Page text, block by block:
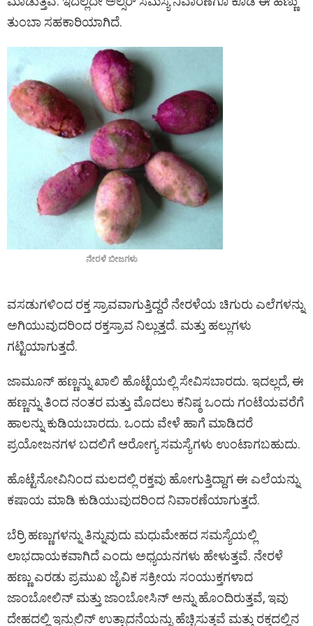
ತುಂಬಾ ಸಹಕಾರಿಯಾಗಿದೆ.
ನೇರಳೆ ಬೀಜಗಳು
ವಸಡುಗಳಿಂದ ರಕ್ತ ಸ್ರಾವವಾಗುತ್ತಿದ್ದರೆ ನೇರಳೆಯ ಚಿಗುರು ಎಲೆಗಳನ್ನು
ಅಗಿಯುವುದರಿಂದ ರಕ್ತಸ್ರಾವ ನಿಲ್ಲುತ್ತದೆ. ಮತ್ತು ಹಲ್ಲುಗಳು
ಗಟ್ಟಿಯಾಗುತ್ತದೆ.
ಜಾಮೂನ್ ಹಣ್ಣನ್ನು ಖಾಲಿ ಹೊಟ್ಟೆಯಲ್ಲಿ ಸೇವಿಸಬಾರದು. ಇದಲ್ಲದೆ, ಈ
ಹಣ್ಣನ್ನು ತಿಂದ ನಂತರ ಮತ್ತು ಮೊದಲು ಕನಿಷ್ಠ ಒಂದು ಗಂಟೆಯವರೆಗೆ
ಹಾಲನ್ನು ಕುಡಿಯಬಾರದು. ಒಂದು ವೇಳೆ ಹಾಗೆ ಮಾಡಿದರೆ
ಪ್ರಯೋಜನಗಳ ಬದಲಿಗೆ ಆರೋಗ್ಯ ಸಮಸ್ಯೆಗಳು ಉಂಟಾಗಬಹುದು.
ಹೊಟ್ಟೆನೋವಿನಿಂದ ಮಲದಲ್ಲಿ ರಕ್ತವು ಹೋಗುತ್ತಿದ್ದಾಗ ಈ ಎಲೆಯನ್ನು
ಕಷಾಯ ಮಾಡಿ ಕುಡಿಯುವುದರಿಂದ ನಿವಾರಣೆಯಾಗುತ್ತದೆ.
ಬೆರ್ರಿ ಹಣ್ಣುಗಳನ್ನು ತಿನ್ನುವುದು ಮಧುಮೇಹದ ಸಮಸ್ಯೆಯಲ್ಲಿ
ಲಾಭದಾಯಕವಾಗಿದೆ ಎಂದು ಅಧ್ಯಯನಗಳು ಹೇಳುತ್ತವೆ. ನೇರಳೆ
ಹಣ್ಣು ಎರಡು ಪ್ರಮುಖ ಜೈವಿಕ ಸಕ್ರೀಯ ಸಂಯುಕ್ತಗಳಾದ
ಜಾಂಬೋಲಿನ್ ಮತ್ತು ಜಾಂಬೋಸಿನ್ ಅನ್ನು ಹೊಂದಿರುತ್ತವೆ, ಇವು
ದೇಹದಲ್ಲಿ ಇನ್ಸುಲಿನ್ ಉತ್ಪಾದನೆಯನ್ನು ಹೆಚ್ಚಿಸುತ್ತವೆ ಮತ್ತು ರಕ್ತದಲ್ಲಿನ